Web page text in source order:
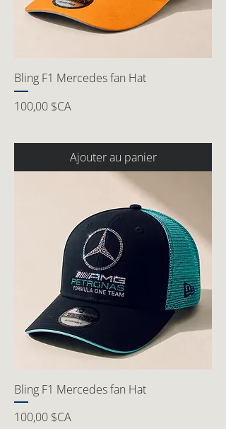
Bling F1 Mercedes fan Hat
Prix
100,00 $CA
Ajouter au panier
Bling F1 Mercedes fan Hat
Prix
100,00 $CA